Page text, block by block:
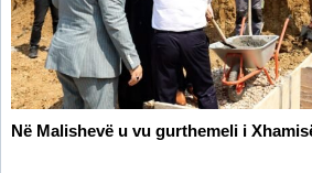
Në Malishevë u vu gurthemeli i